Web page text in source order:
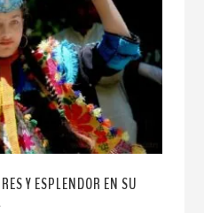
Y ESPLENDOR EN SU